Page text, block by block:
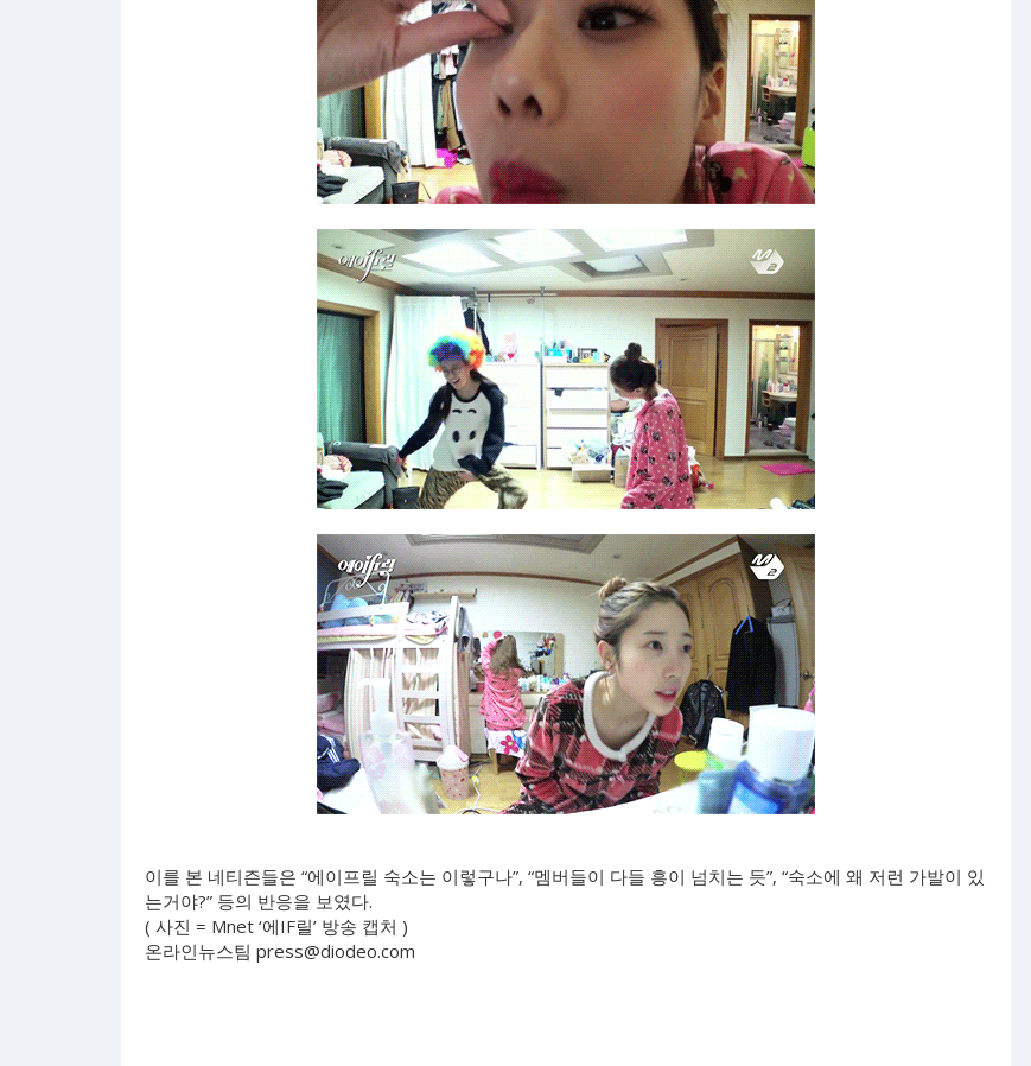
이를 본 네티즌들은 “에이프릴 숙소는 이렇구나”, “멤버들이 다들 흥이 넘치는 듯”, “숙소에 왜 저런 가발이 있
는거야?” 등의 반응을 보였다.
( 사진 = Mnet ‘에IF릴’ 방송 캡처 )
온라인뉴스팀 press@diodeo.com